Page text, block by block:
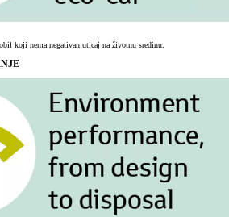
koji nema negativan uticaj na životnu sredinu.